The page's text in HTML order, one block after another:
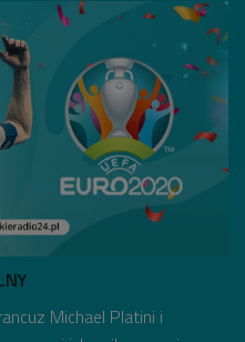
Michael Platini i